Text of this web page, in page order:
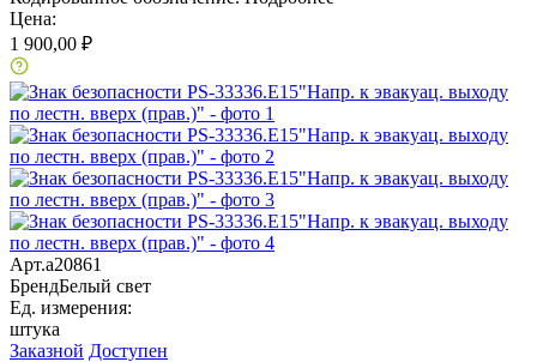
Цена:
1 900,00 ₽
Арт.a20861
БрендБелый свет
Ед. измерения:
штука
Заказной Доступен